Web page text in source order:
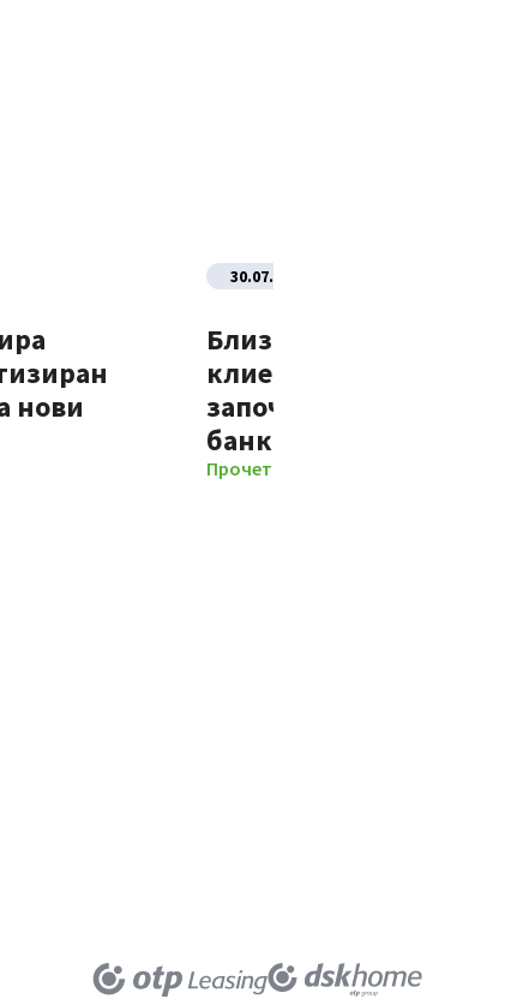
нови
30.07.2026
Близо 70% от новите
клиенти на Банка ДСК
започват отношенията
банката изцяло
Прочети повече